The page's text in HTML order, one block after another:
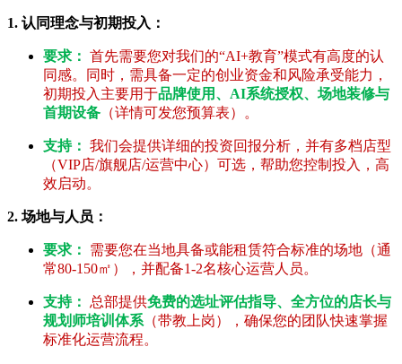
1. 认同理念与初期投入：
要求： 首先需要您对我们的“AI+教育”模式有高度的认
同感。同时，需具备一定的创业资金和风险承受能力，
初期投入主要用于品牌使用、AI系统授权、场地装修与
首期设备 （详情可发您预算表）。
支持： 我们会提供详细的投资回报分析，并有多档店型
（VIP店/旗舰店/运营中心）可选，帮助您控制投入，高
效启动。
2. 场地与人员：
要求：
需要您在当地具备或能租赁符合标准的场地（通
常80-150㎡），并配备1-2名核心运营人员。
支持： 总部提供免费的选址评估指导、全方位的店长与
规划师培训体系 （带教上岗），确保您的团队快速掌握
标准化运营流程。